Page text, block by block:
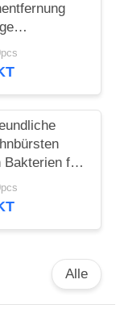
350g
60 Tage
Bakterien für
der
Alle